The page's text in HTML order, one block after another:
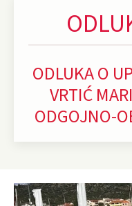
ODLUKA O
VRTIĆ
ODGOJNO-